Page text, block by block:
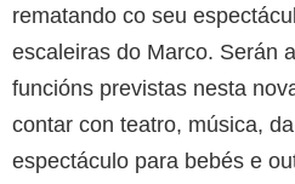
rematando co seu
escaleiras do Marco. Serán
funcións previstas nesta
contar con teatro, música,
espectáculo para bebés e